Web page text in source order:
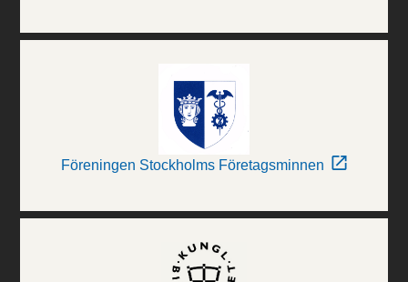
Föreningen Stockholms Företagsminnen